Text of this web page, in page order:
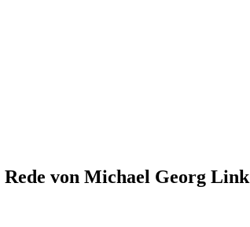
Rede von Michael Georg Link